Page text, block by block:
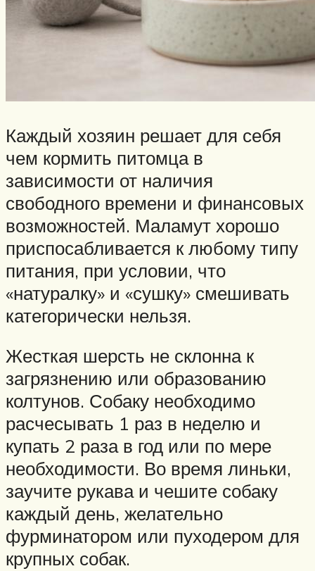
Каждый хозяин решает для себя
чем кормить питомца в
зависимости от наличия
свободного времени и финансовых
возможностей. Маламут хорошо
приспосабливается к любому типу
питания, при условии, что
«натуралку» и «сушку» смешивать
категорически нельзя.
Жесткая шерсть не склонна к
загрязнению или образованию
колтунов. Собаку необходимо
расчесывать 1 раз в неделю и
купать 2 раза в год или по мере
необходимости. Во время линьки,
заучите рукава и чешите собаку
каждый день, желательно
фурминатором или пуходером для
крупных собак.